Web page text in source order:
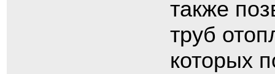
также
труб
которых